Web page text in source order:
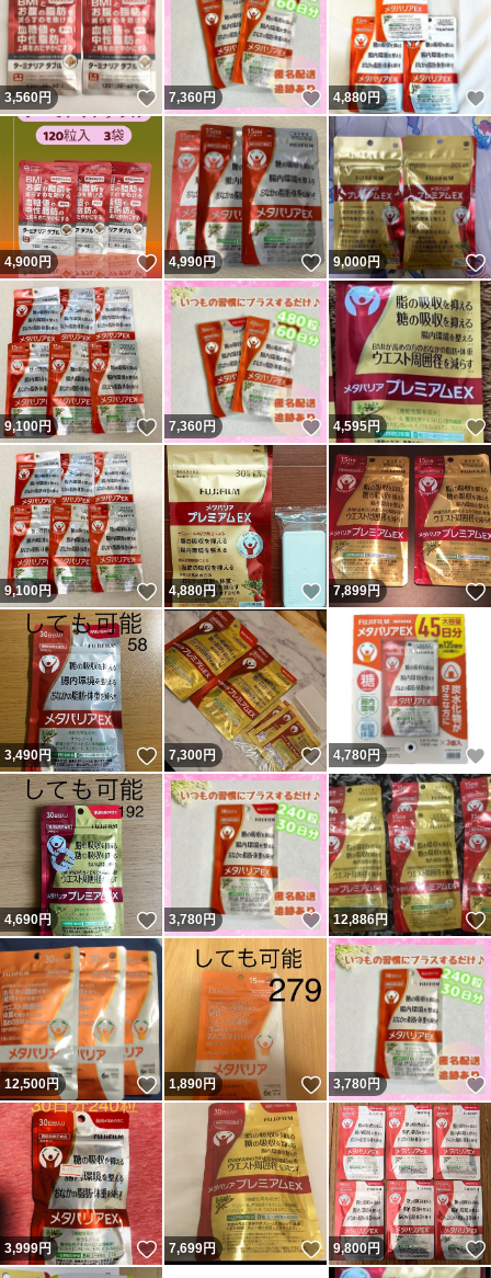
3,560円 いいね！
7,360円 いいね！
4,880円
4,900円 いいね！
4,990円 いいね！
9,000円
9,100円 いいね！
7,360円 いいね！
4,595円
9,100円 いいね！
4,880円 いいね！
7,899円
3,490円 いいね！
7,300円 いいね！
4,780円
4,690円 いいね！
3,780円 いいね！
12,886円
12,500円 いいね！
1,890円 いいね！
3,780円
3,999円 いいね！
7,699円 いいね！
9,800円